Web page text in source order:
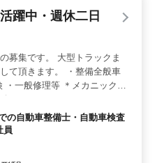
躍中・週休二日
募集です。 大型トラックま
て頂きます。 ・整備全般車
・一般修理等 ＊メカニック経
します！ ＊ベテランシニア
す！
の自動車整備士・自動車検査
員